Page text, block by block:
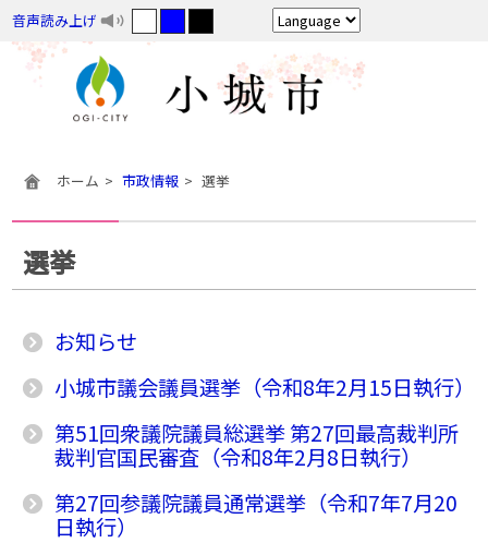
音声読み上げ
ホーム 市政情報 選挙
選挙
お知らせ
小城市議会議員選挙（令和8年2月15日執行）
第51回衆議院議員総選挙 第27回最高裁判所
裁判官国民審査（令和8年2月8日執行）
第27回参議院議員通常選挙（令和7年7月20
日執行）